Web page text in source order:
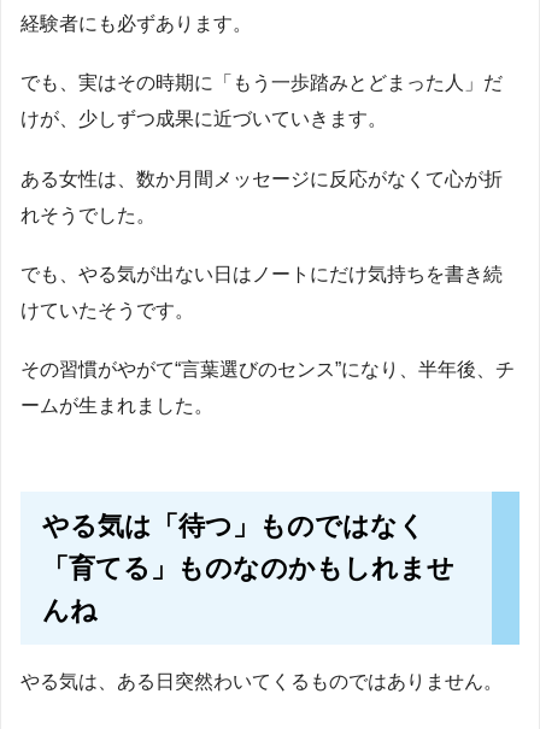
経験者にも必ずあります。
でも、実はその時期に「もう一歩踏みとどまった人」だ
けが、少しずつ成果に近づいていきます。
ある女性は、数か月間メッセージに反応がなくて心が折
れそうでした。
でも、やる気が出ない日はノートにだけ気持ちを書き続
けていたそうです。
その習慣がやがて“言葉選びのセンス”になり、半年後、チ
ームが生まれました。
やる気は「待つ」ものではなく
「育てる」ものなのかもしれませ
んね
やる気は、ある日突然わいてくるものではありません。